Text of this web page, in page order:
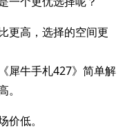
更高，选择的空间更
犀牛手札427》简单解
低。